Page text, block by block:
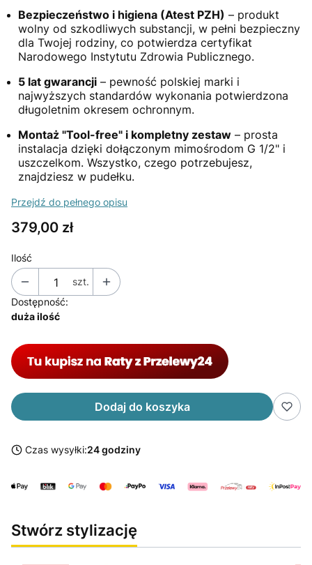
Bezpieczeństwo i higiena (Atest PZH) – produkt
wolny od szkodliwych substancji, w pełni bezpieczny
dla Twojej rodziny, co potwierdza certyfikat
Narodowego Instytutu Zdrowia Publicznego.
5 lat gwarancji – pewność polskiej marki i
najwyższych standardów wykonania potwierdzona
długoletnim okresem ochronnym.
Montaż "Tool-free" i kompletny zestaw – prosta
instalacja dzięki dołączonym mimośrodom G 1/2" i
uszczelkom. Wszystko, czego potrzebujesz,
znajdziesz w pudełku.
Przejdź do pełnego opisu
Cena
379,00 zł
Ilość
szt.
Dostępność:
duża ilość
Dodaj do koszyka
Czas wysyłki:24 godziny
Stwórz stylizację